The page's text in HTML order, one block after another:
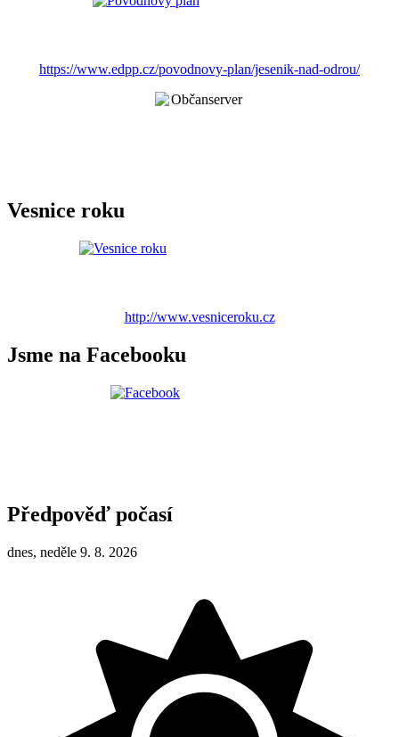
https://www.edpp.cz/povodnovy-plan/jesenik-nad-odrou/
Vesnice roku
http://www.vesniceroku.cz
Jsme na Facebooku
Předpověď počasí
dnes, neděle 9. 8. 2026